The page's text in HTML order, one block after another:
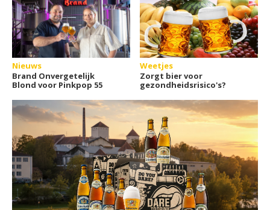
Nieuws
Brand Onvergetelijk
Blond voor Pinkpop 55
Weetjes
Zorgt bier voor
gezondheidsrisico's?